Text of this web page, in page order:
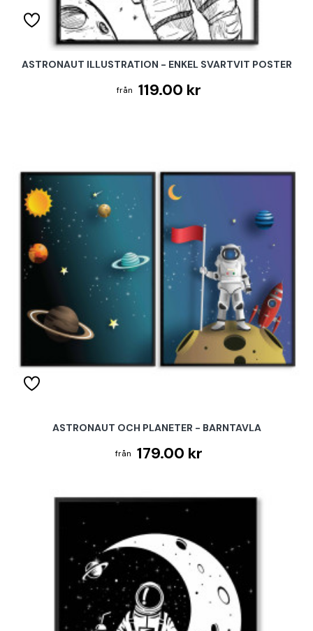
ASTRONAUT ILLUSTRATION - ENKEL SVARTVIT POSTER
119.00 kr
ASTRONAUT OCH PLANETER - BARNTAVLA
179.00 kr